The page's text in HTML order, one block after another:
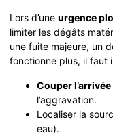
Lors d’une urgence
limiter les dégâts
une fuite majeure, un
fonctionne plus, il faut
Couper l’arrivée
l’aggravation.
Localiser la
eau).